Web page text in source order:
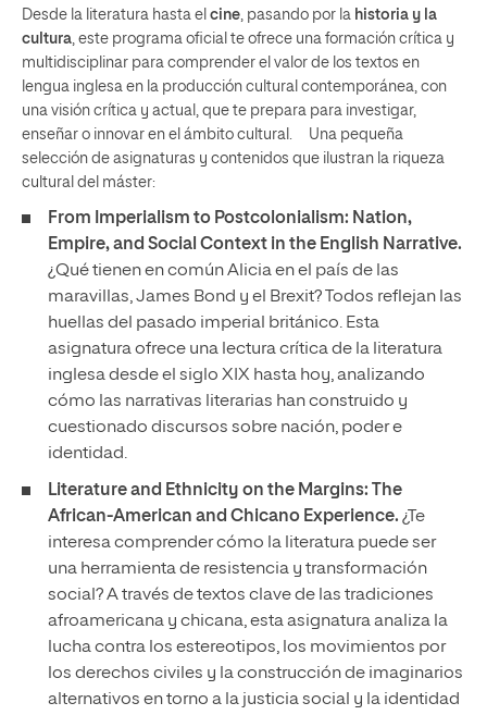
Desde la literatura hasta el cine, pasando por la historia y la
cultura, este programa oficial te ofrece una formación crítica y
multidisciplinar para comprender el valor de los textos en
lengua inglesa en la producción cultural contemporánea, con
una visión crítica y actual, que te prepara para investigar,
enseñar o innovar en el ámbito cultural. Una pequeña
selección de asignaturas y contenidos que ilustran la riqueza
cultural del máster:
From Imperialism to Postcolonialism: Nation,
Empire, and Social Context in the English Narrative.
¿Qué tienen en común Alicia en el país de las
maravillas, James Bond y el Brexit? Todos reflejan las
huellas del pasado imperial británico. Esta
asignatura ofrece una lectura crítica de la literatura
inglesa desde el siglo XIX hasta hoy, analizando
cómo las narrativas literarias han construido y
cuestionado discursos sobre nación, poder e
identidad.
Literature and Ethnicity on the Margins: The
African-American and Chicano Experience. ¿Te
interesa comprender cómo la literatura puede ser
una herramienta de resistencia y transformación
social? A través de textos clave de las tradiciones
afroamericana y chicana, esta asignatura analiza la
lucha contra los estereotipos, los movimientos por
los derechos civiles y la construcción de imaginarios
alternativos en torno a la justicia social y la identidad